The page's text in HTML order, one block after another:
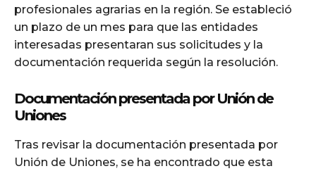
profesionales agrarias en la región. Se estableció
un plazo de un mes para que las entidades
interesadas presentaran sus solicitudes y la
documentación requerida según la resolución.
Documentación presentada por Unión de
Uniones
Tras revisar la documentación presentada por
Unión de Uniones, se ha encontrado que esta